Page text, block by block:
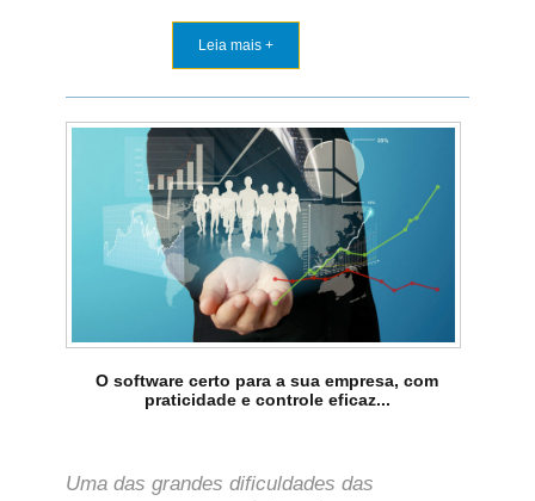
Leia mais +
O software certo para a sua empresa, com
praticidade e controle eficaz...
Uma das grandes dificuldades das